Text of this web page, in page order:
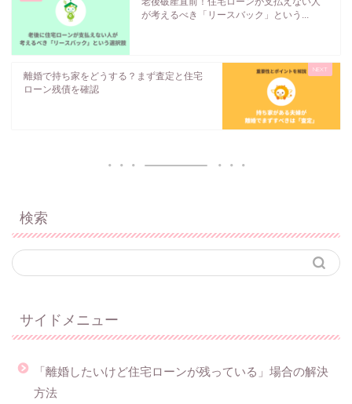
が考えるべき「リースバック」という...
離婚で持ち家をどうする？まず査定と住宅
ローン残債を確認
検索
サイドメニュー
「離婚したいけど住宅ローンが残っている」場合の解決
方法